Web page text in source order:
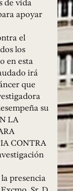
apoyar
el
los
en esta
irá
que
su
LA
CONTRA
presencia